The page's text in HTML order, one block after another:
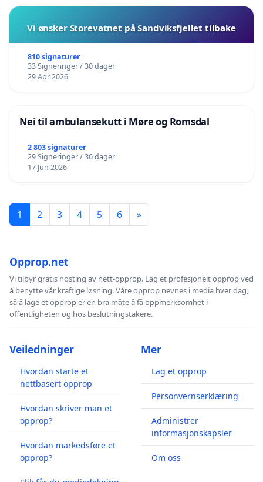
Vi ønsker Storevatnet på Sandviksfjellet tilbake
810 signaturer
33 Signeringer / 30 dager
29 Apr 2026
Nei til ambulansekutt i Møre og Romsdal
2 803 signaturer
29 Signeringer / 30 dager
17 Jun 2026
1 2 3 4 5 6 »
Opprop.net
Vi tilbyr gratis hosting av nett-opprop. Lag et profesjonelt opprop ved
å benytte vår kraftige løsning. Våre opprop nevnes i media hver dag,
så å lage et opprop er en bra måte å få oppmerksomhet i
offentligheten og hos beslutningstakere.
Veiledninger
Hvordan starte et
nettbasert opprop
Hvordan skriver man et
opprop?
Hvordan markedsføre et
opprop?
Mer
Lag et opprop
Personvernserklæring
Administrer
informasjonskapsler
Om oss